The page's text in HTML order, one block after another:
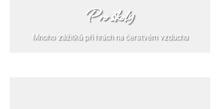
Pro školy
Mnoho zážitků při hrách na čerstvém vzduchu